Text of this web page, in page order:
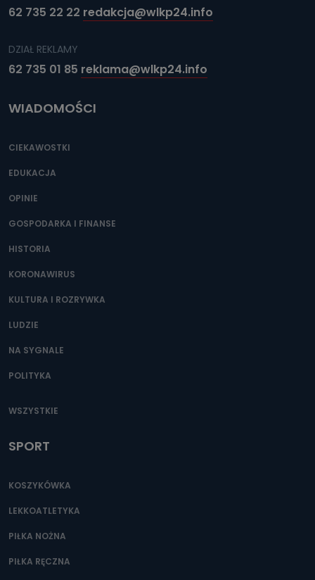
62 735 22 22 redakcja@wlkp24.info
DZIAŁ REKLAMY
62 735 01 85 reklama@wlkp24.info
WIADOMOŚCI
CIEKAWOSTKI
EDUKACJA
OPINIE
GOSPODARKA I FINANSE
HISTORIA
KORONAWIRUS
KULTURA I ROZRYWKA
LUDZIE
NA SYGNALE
POLITYKA
WSZYSTKIE
SPORT
KOSZYKÓWKA
LEKKOATLETYKA
PIŁKA NOŻNA
PIŁKA RĘCZNA